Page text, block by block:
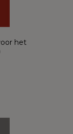
het